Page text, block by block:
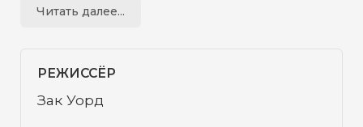
монстрами, магией и кознями злой
пяти королевствам и уничтожить весь
мир!
Читать далее...
РЕЖИССЁР
Зак Уорд